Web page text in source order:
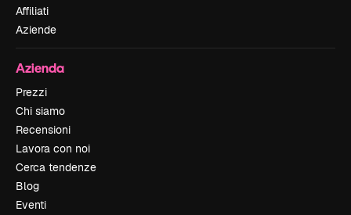
Affiliati
Aziende
Azienda
Prezzi
Chi siamo
Recensioni
Lavora con noi
Cerca tendenze
Blog
Eventi